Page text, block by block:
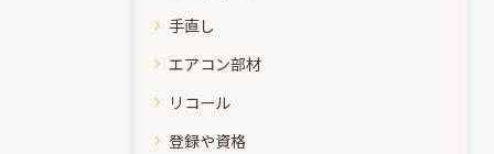
手直し
エアコン部材
リコール
登録や資格